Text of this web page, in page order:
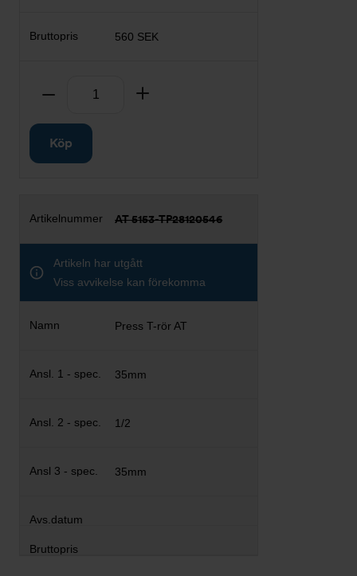
560 SEK
Ta bort
Köp
AT 5153-TP28120546
Artikeln har utgått
Viss avvikelse kan förekomma
Press T-rör AT
35mm
1/2
35mm